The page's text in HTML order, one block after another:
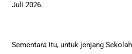
Juli 2026.
Sementara itu, untuk jenjang